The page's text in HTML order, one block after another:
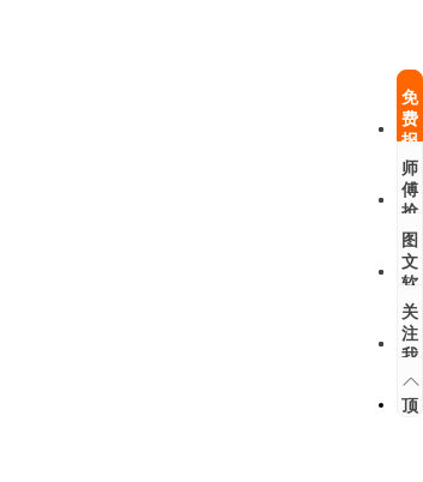
免
费
报
修
师
傅
抢
单
图
文
软
件
关
注
我
们
顶